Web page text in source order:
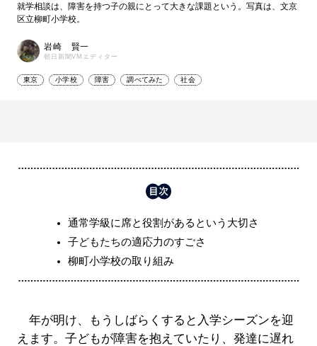
就学相談は、障害を持つ子の親にとって大きな課題という。写真は、文京
区立柳町小学校。
岩崎 賢一
朝日新聞VMエディター
東京 小学校 障害 調べてみた 社会
通常学級に席と役割があるという大切さ
子どもたちの適応力のすごさ
柳町小学校の取り組み
年が明け、もうしばらくすると入学シーズンを迎
えます。子どもが障害を抱えていたり、発達に遅れ